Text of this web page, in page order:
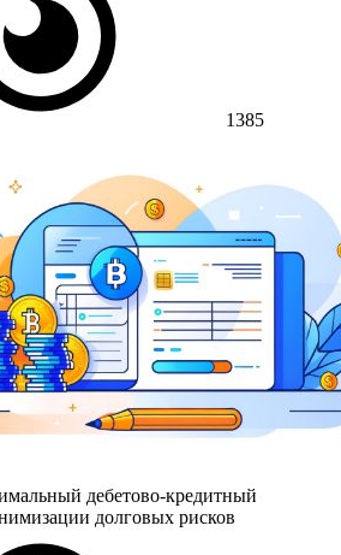
1385
дебетово-кредитный
долговых рисков